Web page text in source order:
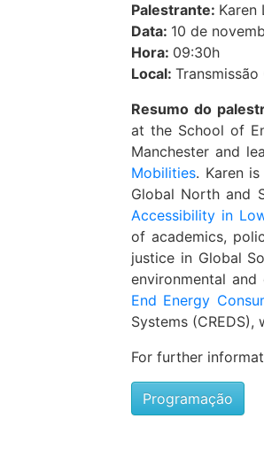
Palestrante: Karen
Data: 10 de
Hora: 09:30h
Local: Transmissão
Resumo do
at the School of
Manchester and
Mobilities. Karen
Global North and
Accessibility in
of academics,
justice in Global
environmental
End Energy
Systems
For further
Programação